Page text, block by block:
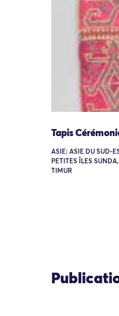
Tapis
ASIE: ASIE DU SUD-
PETITES ÎLES
TIMUR